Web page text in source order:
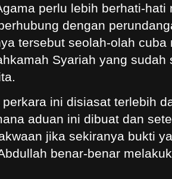
perlu lebih berhati-
dengan
tersebut seolah-olah
Syariah yang
perkara ini disiasat terlebih
aduan ini dibuat dan
jika sekiranya bukti
benar-benar